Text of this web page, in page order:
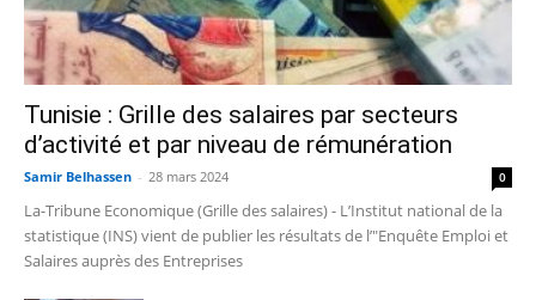
Tunisie : Grille des salaires par secteurs
d’activité et par niveau de rémunération
Samir Belhassen - 28 mars 2024 0
La-Tribune Economique (Grille des salaires) - L’Institut national de la
statistique (INS) vient de publier les résultats de l’"Enquête Emploi et
Salaires auprès des Entreprises